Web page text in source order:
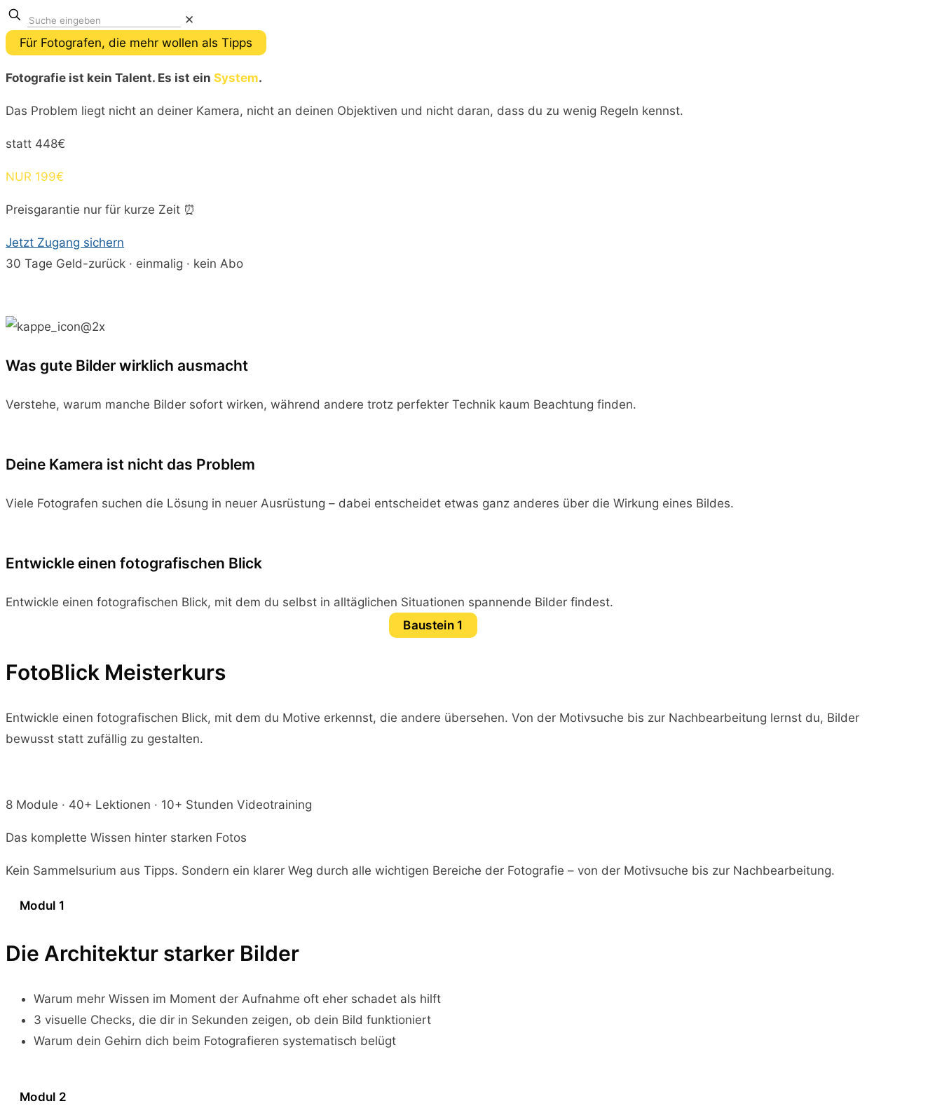
✕
Für Fotografen, die mehr wollen als Tipps
Fotografie ist kein Talent. Es ist ein System.
Das Problem liegt nicht an deiner Kamera, nicht an deinen Objektiven und nicht daran, dass du zu wenig Regeln kennst.
statt 448€
NUR 199€
Preisgarantie nur für kurze Zeit ⏰
Jetzt Zugang sichern
30 Tage Geld-zurück · einmalig · kein Abo
Was gute Bilder wirklich ausmacht
Verstehe, warum manche Bilder sofort wirken, während andere trotz perfekter Technik kaum Beachtung finden.
Deine Kamera ist nicht das Problem
Viele Fotografen suchen die Lösung in neuer Ausrüstung – dabei entscheidet etwas ganz anderes über die Wirkung eines Bildes.
Entwickle einen fotografischen Blick
Entwickle einen fotografischen Blick, mit dem du selbst in alltäglichen Situationen spannende Bilder findest.
Baustein 1
FotoBlick Meisterkurs
Entwickle einen fotografischen Blick, mit dem du Motive erkennst, die andere übersehen. Von der Motivsuche bis zur Nachbearbeitung lernst du, Bilder
bewusst statt zufällig zu gestalten.
8 Module · 40+ Lektionen · 10+ Stunden Videotraining
Das komplette Wissen hinter starken Fotos
Kein Sammelsurium aus Tipps. Sondern ein klarer Weg durch alle wichtigen Bereiche der Fotografie – von der Motivsuche bis zur Nachbearbeitung.
Modul 1
Die Architektur starker Bilder
Warum mehr Wissen im Moment der Aufnahme oft eher schadet als hilft
3 visuelle Checks, die dir in Sekunden zeigen, ob dein Bild funktioniert
Warum dein Gehirn dich beim Fotografieren systematisch belügt
Modul 2